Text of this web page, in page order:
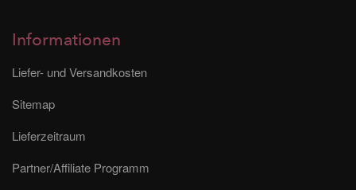
Informationen
Liefer- und Versandkosten
Sitemap
Lieferzeitraum
Partner/Affiliate Programm